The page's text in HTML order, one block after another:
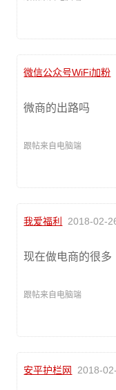
微信公众号WiFi加粉
微商的出路吗
跟帖来自电脑端
我爱福利 2018-02-
现在做电商的很多
跟帖来自电脑端
安平护栏网 2018-